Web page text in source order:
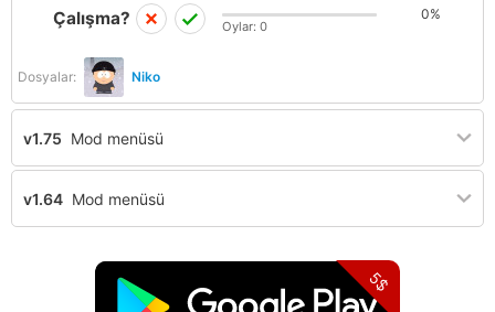
Dosyalar: Niko
Çalışma? 0%
Oylar: 0
v1.75 Mod menüsü
v1.64 Mod menüsü
5$